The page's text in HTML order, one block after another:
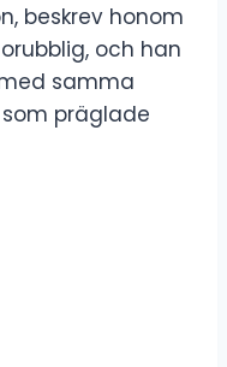
beskrev honom
och han
samma
präglade